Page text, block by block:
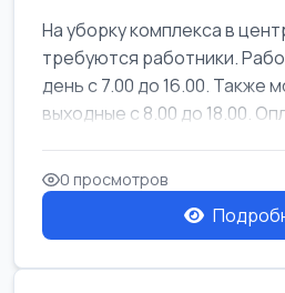
На уборку комплекса в
требуются работники.
день с 7.00 до 16.00. Также
выходные с 8.00 до 18.00.
0 просмотров